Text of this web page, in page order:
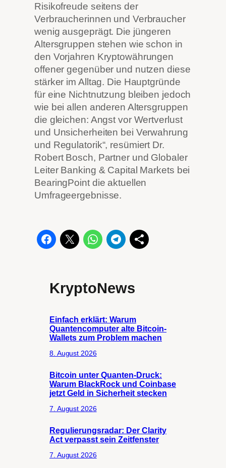
Risikofreude seitens der
Verbraucherinnen und Verbraucher
wenig ausgeprägt. Die jüngeren
Altersgruppen stehen wie schon in
den Vorjahren Kryptowährungen
offener gegenüber und nutzen diese
stärker im Alltag. Die Hauptgründe
für eine Nichtnutzung bleiben jedoch
wie bei allen anderen Altersgruppen
die gleichen: Angst vor Wertverlust
und Unsicherheiten bei Verwahrung
und Regulatorik“, resümiert Dr.
Robert Bosch, Partner und Globaler
Leiter Banking & Capital Markets bei
BearingPoint die aktuellen
Umfrageergebnisse.
KryptoNews
Einfach erklärt: Warum
Quantencomputer alte Bitcoin-
Wallets zum Problem machen
8. August 2026
Bitcoin unter Quanten-Druck:
Warum BlackRock und Coinbase
jetzt Geld in Sicherheit stecken
7. August 2026
Regulierungsradar: Der Clarity
Act verpasst sein Zeitfenster
7. August 2026